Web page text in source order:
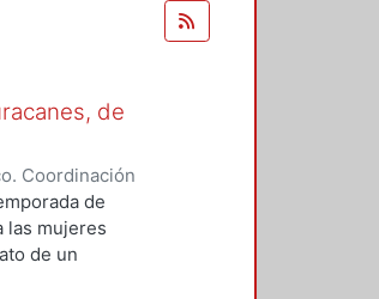
de
Coordinación
de
las mujeres
de un